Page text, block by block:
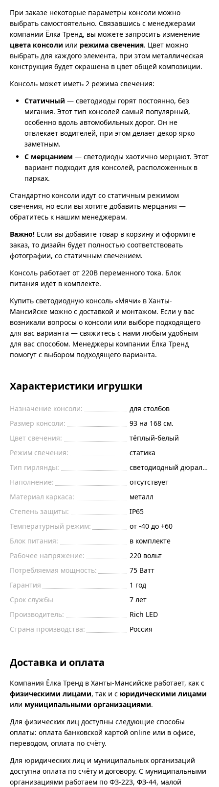
При заказе некоторые параметры консоли можно
выбрать самостоятельно. Связавшись с менеджерами
компании Ёлка Тренд, вы можете запросить изменение
цвета консоли или режима свечения. Цвет можно
выбрать для каждого элемента, при этом металлическая
конструкция будет окрашена в цвет общей композиции.
Консоль может иметь 2 режима свечения:
Статичный — светодиоды горят постоянно, без
мигания. Этот тип консолей самый популярный,
особенно вдоль автомобильных дорог. Он не
отвлекает водителей, при этом делает декор ярко
заметным.
С мерцанием — светодиоды хаотично мерцают. Этот
вариант подходит для консолей, расположенных в
парках.
Стандартно консоли идут со статичным режимом
свечения, но если вы хотите добавить мерцания —
обратитесь к нашим менеджерам.
Важно! Если вы добавите товар в корзину и оформите
заказ, то дизайн будет полностью соответствовать
фотографии, со статичным свечением.
Консоль работает от 220В переменного тока. Блок
питания идёт в комплекте.
Купить светодиодную консоль «Мячи» в Ханты-
Мансийске можно с доставкой и монтажом. Если у вас
возникали вопросы о консоли или выборе подходящего
для вас варианта — свяжитесь с нами любым удобным
для вас способом. Менеджеры компании Ёлка Тренд
помогут с выбором подходящего варианта.
Характеристики игрушки
Назначение консоли:
для столбов
Размер консоли:
93 на 168 см.
Цвет свечения:
тёплый-белый
Режим свечения:
статика
Тип гирлянды:
светодиодный дюралайт
Наполнение:
отсутствует
Материал каркаса:
металл
Степень защиты:
IP65
Температурный режим:
от -40 до +60
Блок питания:
в комплекте
Рабочее напряжение:
220 вольт
Потребляемая мощность:
75 Ватт
Гарантия
1 год
Срок службы
7 лет
Производитель:
Rich LED
Страна производства:
Россия
Доставка и оплата
Компания Ёлка Тренд в Ханты-Мансийске работает, как с
физическими лицами, так и с юридическими лицами
или муниципальными организациями.
Для физических лиц доступны следующие способы
оплаты: оплата банковской картой online или в офисе,
переводом, оплата по счёту.
Для юридических лиц и муниципальных организаций
доступна оплата по счёту и договору. С муниципальными
организациями работаем по ФЗ-223, ФЗ-44, малой